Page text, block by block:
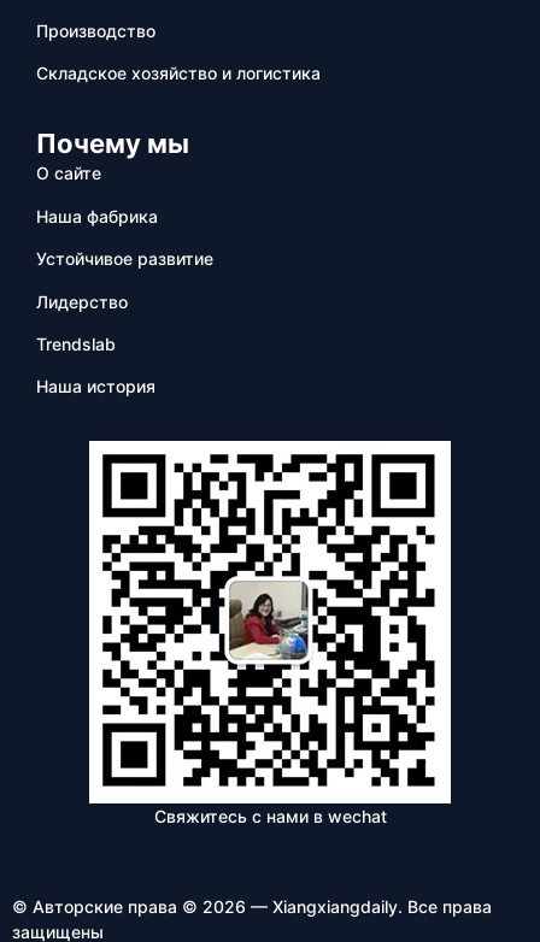
Производство
Складское хозяйство и логистика
Почему мы
О сайте
Наша фабрика
Устойчивое развитие
Лидерство
Trendslab
Наша история
Свяжитесь с нами в wechat
© Авторские права © 2026 — Xiangxiangdaily. Все права
защищены